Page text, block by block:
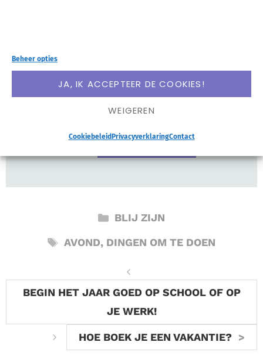
Beheer opties
JA, IK ACCEPTEER DE COOKIES!
WEIGEREN
Cookiebeleid PrivacyverklaringContact
Voornaam
E-mailadres
CATEGORIEËN
BLIJ ZIJN
TAGS
AVOND, DINGEN OM TE DOEN
BEGIN HET JAAR GOED OP SCHOOL OF OP
JE WERK!
HOE BOEK JE EEN VAKANTIE?